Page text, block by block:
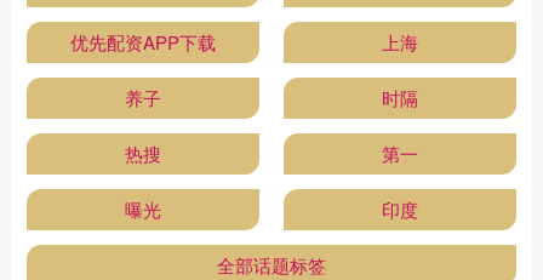
优先配资APP下载 上海
养子 时隔
热搜 第一
曝光 印度
全部话题标签